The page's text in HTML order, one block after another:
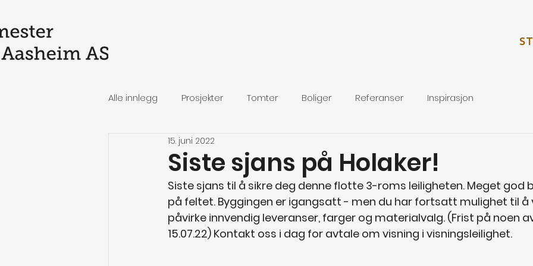
Alle innlegg Prosjekter Tomter Boliger Referanser Inspirasjon
Siste sjans på Holaker!
15. juni 2022
Siste sjans til å sikre deg denne flotte 3-roms leiligheten. Meget god
på feltet. Byggingen er igangsatt - men du har fortsatt mulighet til
påvirke innvendig leveranser, farger og materialvalg. (Frist på noen
15.07.22) Kontakt oss i dag for avtale om visning i visningsleilighet.